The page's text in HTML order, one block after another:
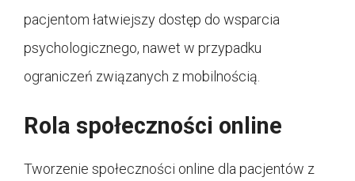
pacjentom łatwiejszy dostęp do wsparcia
psychologicznego, nawet w przypadku
ograniczeń związanych z mobilnością.
Rola społeczności online
Tworzenie społeczności online dla pacjentów z